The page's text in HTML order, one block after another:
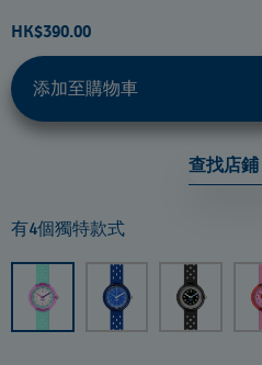
HK$390.00
添加至購物車
查找店鋪
有4個獨特款式